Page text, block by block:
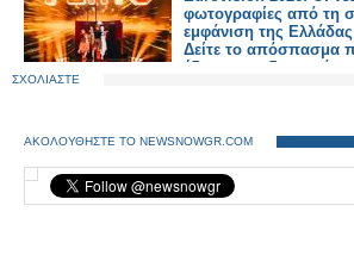
φωτογραφίες από τη
εμφάνιση της
Δείτε το απόσπασμα
έδωσε στη
ΣΧΟΛΙΑΣΤΕ
ΑΚΟΛΟΥΘΗΣΤΕ ΤΟ NEWSNOWGR.COM